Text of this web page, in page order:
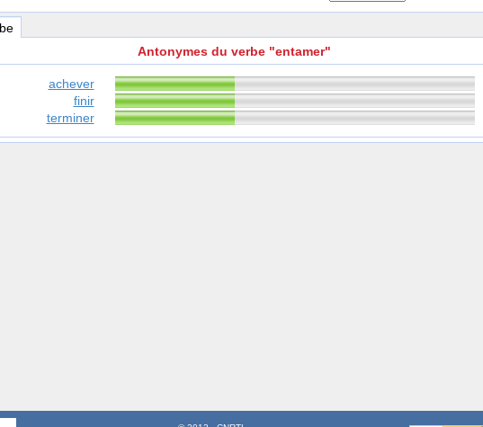
Antonymes du verbe "entamer"
achever
finir
terminer